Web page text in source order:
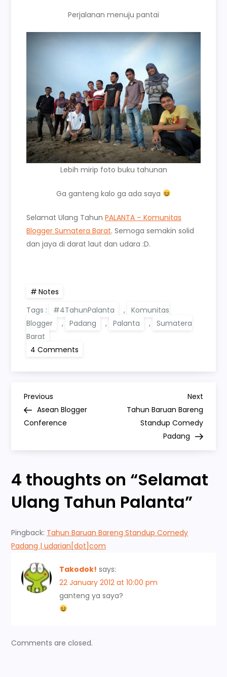
Perjalanan menuju pantai
Lebih mirip foto buku tahunan
Ga ganteng kalo ga ada saya
Selamat Ulang TahunPALANTA – Komunitas
Blogger Sumatera Barat. Semoga semakin solid
dan jaya di darat laut dan udara :D.
Notes
Tags :
#4TahunPalanta ,
Komunitas
Blogger
, Padang , Palanta ,
Sumatera
Barat
4 Comments
Tahun
P
o
s
t
n
v
i
g
t
Previous
Post
Previous
Asean Blogger
Conference
Next
Post
Next
Tahun Baruan Bareng
Standup Comedy
Padang
4 thoughts on “Selamat
Ulang Tahun Palanta”
Pingback: Tahun Baruan Bareng Standup Comedy
Padang | udarian[dot]com
Takodok! says:
22 January 2012 at 10:00 pm
ganteng ya saya?
Comments are closed.